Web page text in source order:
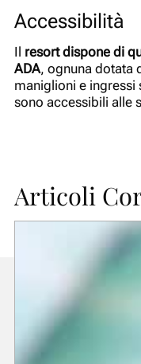
Accessibilità
Il resort dispone di
ADA, ognuna dotata
maniglioni e ingressi
sono accessibili alle
Articoli